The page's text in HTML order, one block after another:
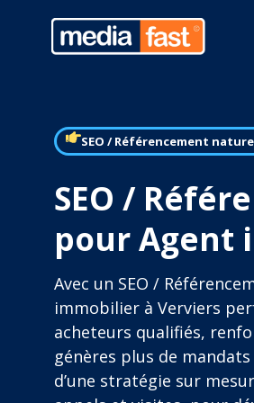
SEO / Référencement
SEO /
pour Agent
Avec un SEO /
immobilier à Verviers
acheteurs qualifiés,
génères plus de
d’une stratégie sur